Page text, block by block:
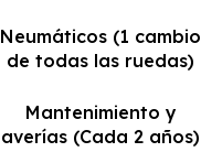
Neumáticos (1 cambio
de todas las ruedas)
Mantenimiento y
averías (Cada 2 años)